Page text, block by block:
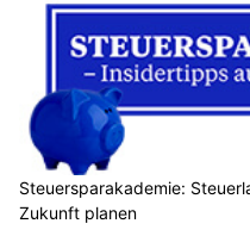
Steuersparakademie:
Zukunft planen